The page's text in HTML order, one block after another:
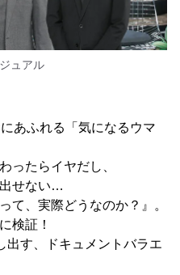
ュアル
あふれる「気になるウマ
ったらイヤだし、
せない…
て、実際どうなのか？』。
検証！
出す、ドキュメントバラエ